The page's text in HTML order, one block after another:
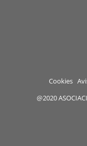
Cookies
@2020